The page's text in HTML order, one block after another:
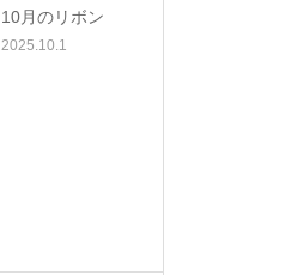
10月のリボン
2025.10.1